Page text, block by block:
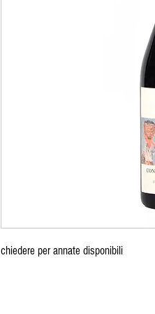
chiedere per annate disponibili